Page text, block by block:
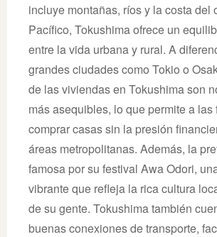
incluye montañas, ríos y la costa del
Pacífico, Tokushima ofrece un
entre la vida urbana y rural. A
grandes ciudades como Tokio o
de las viviendas en Tokushima son
más asequibles, lo que permite a las
comprar casas sin la presión
áreas metropolitanas. Además, la
famosa por su festival Awa Odori,
vibrante que refleja la rica cultura
de su gente. Tokushima también
buenas conexiones de transporte,